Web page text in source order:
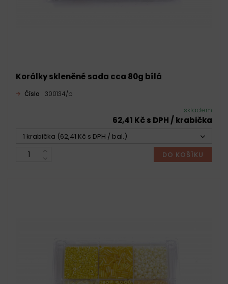
Korálky skleněné sada cca 80g bílá
Číslo 300134/b
skladem
62,41 Kč s DPH / krabička
1 krabička (62,41 Kč s DPH / bal.)
DO KOŠÍKU